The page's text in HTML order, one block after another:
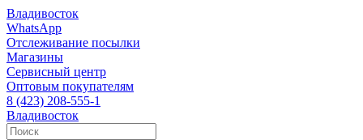
Владивосток
WhatsApp
Отслеживание посылки
Магазины
Сервисный центр
Оптовым покупателям
8 (423) 208-555-1
Владивосток